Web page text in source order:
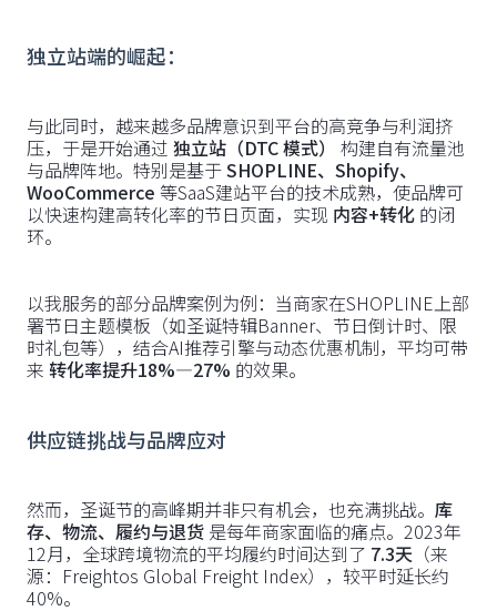
独立站端的崛起：
与此同时，越来越多品牌意识到平台的高竞争与利润挤
压，于是开始通过 独立站（DTC 模式）
构建自有流量池
与品牌阵地。特别是基于SHOPLINE、Shopify、
WooCommerce 等SaaS建站平台的技术成熟，使品牌可
以快速构建高转化率的节日页面，实现 内容+转化 的闭
环。
以我服务的部分品牌案例为例：当商家在SHOPLINE上部
署节日主题模板（如圣诞特辑Banner、节日倒计时、限
时礼包等），结合AI推荐引擎与动态优惠机制，平均可带
来 转化率提升18%—27% 的效果。
供应链挑战与品牌应对
然而，圣诞节的高峰期并非只有机会，也充满挑战。 库
存、物流、履约与退货 是每年商家面临的痛点。2023年
12月，全球跨境物流的平均履约时间达到了 7.3天 （来
源：Freightos Global Freight Index），较平时延长约
40%。